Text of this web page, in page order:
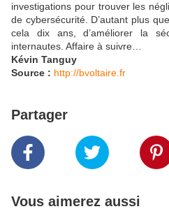
investigations pour trouver les
de cybersécurité. D’autant plus
cela dix ans, d’améliorer la
internautes. Affaire à suivre…
Kévin Tanguy
Source : http://bvoltaire.fr
Partager
Vous aimerez aussi